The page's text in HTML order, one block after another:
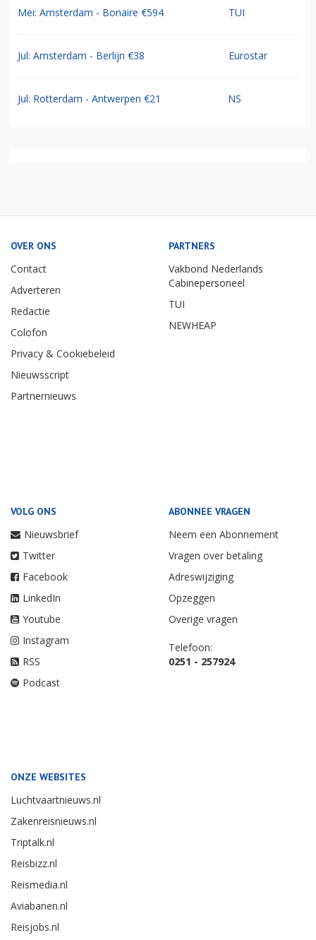
Mei: Amsterdam - Bonaire €594 TUI
Jul: Amsterdam - Berlijn €38 Eurostar
Jul: Rotterdam - Antwerpen €21 NS
OVER ONS
Contact
Adverteren
Redactie
Colofon
Privacy & Cookiebeleid
Nieuwsscript
Partnernieuws
PARTNERS
Vakbond Nederlands
Cabinepersoneel
TUI
NEWHEAP
VOLG ONS
Nieuwsbrief
Twitter
Facebook
LinkedIn
Youtube
Instagram
RSS
Podcast
ABONNEE VRAGEN
Neem een Abonnement
Vragen over betaling
Adreswijziging
Opzeggen
Overige vragen
Telefoon:
0251 - 257924
ONZE WEBSITES
Luchtvaartnieuws.nl
Zakenreisnieuws.nl
Triptalk.nl
Reisbizz.nl
Reismedia.nl
Aviabanen.nl
Reisjobs.nl